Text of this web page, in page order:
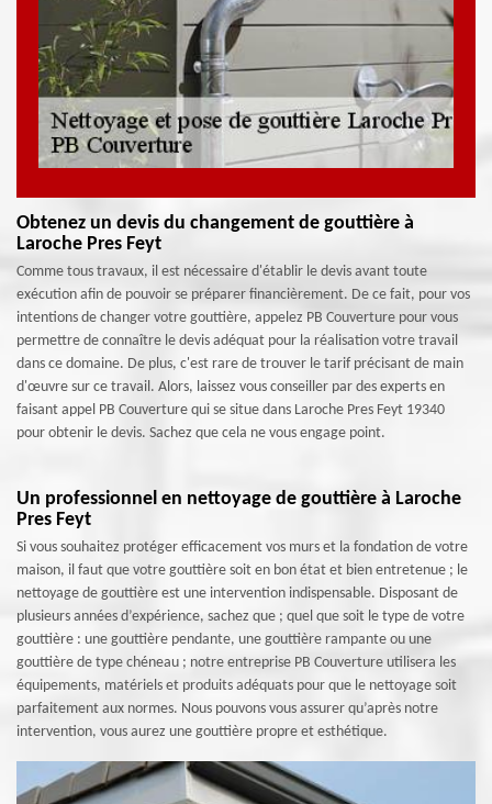
Obtenez un devis du changement de gouttière à
Laroche Pres Feyt
Comme tous travaux, il est nécessaire d'établir le devis avant toute
exécution afin de pouvoir se préparer financièrement. De ce fait, pour vos
intentions de changer votre gouttière, appelez PB Couverture pour vous
permettre de connaître le devis adéquat pour la réalisation votre travail
dans ce domaine. De plus, c'est rare de trouver le tarif précisant de main
d'œuvre sur ce travail. Alors, laissez vous conseiller par des experts en
faisant appel PB Couverture qui se situe dans Laroche Pres Feyt 19340
pour obtenir le devis. Sachez que cela ne vous engage point.
Un professionnel en nettoyage de gouttière à Laroche
Pres Feyt
Si vous souhaitez protéger efficacement vos murs et la fondation de votre
maison, il faut que votre gouttière soit en bon état et bien entretenue ; le
nettoyage de gouttière est une intervention indispensable. Disposant de
plusieurs années d’expérience, sachez que ; quel que soit le type de votre
gouttière : une gouttière pendante, une gouttière rampante ou une
gouttière de type chéneau ; notre entreprise PB Couverture utilisera les
équipements, matériels et produits adéquats pour que le nettoyage soit
parfaitement aux normes. Nous pouvons vous assurer qu’après notre
intervention, vous aurez une gouttière propre et esthétique.